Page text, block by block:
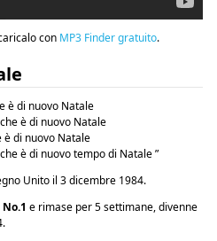
con MP3 Finder gratuito.
è di nuovo Natale
è di nuovo Natale
di nuovo Natale
è di nuovo tempo di Natale ”
Unito il 3 dicembre 1984.
No.1 e rimase per 5 settimane, divenne